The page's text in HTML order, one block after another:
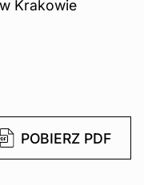
Krakowie
POBIERZ PDF